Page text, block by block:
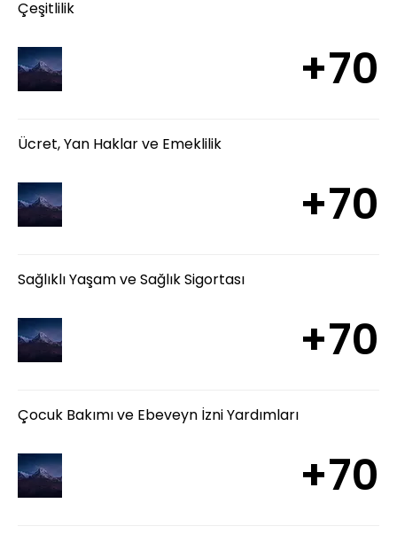
Çeşitlilik
+70
Ücret, Yan Haklar ve Emeklilik
+70
Sağlıklı Yaşam ve Sağlık Sigortası
+70
Çocuk Bakımı ve Ebeveyn İzni Yardımları
+70